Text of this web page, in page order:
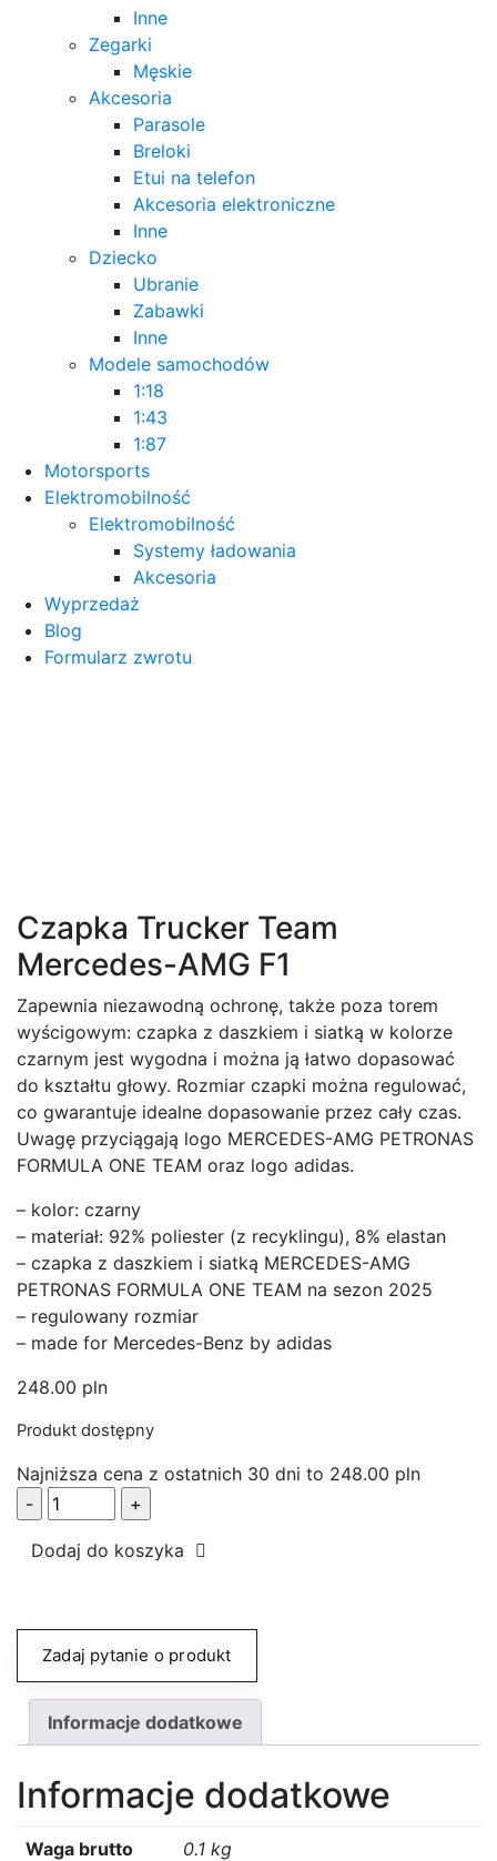
Inne
Zegarki
Męskie
Akcesoria
Parasole
Breloki
Etui na telefon
Akcesoria elektroniczne
Inne
Dziecko
Ubranie
Zabawki
Inne
Modele samochodów
1:18
1:43
1:87
Motorsports
Elektromobilność
Elektromobilność
Systemy ładowania
Akcesoria
Wyprzedaż
Blog
Formularz zwrotu
Czapka Trucker Team
Mercedes-AMG F1
Zapewnia niezawodną ochronę, także poza torem
wyścigowym: czapka z daszkiem i siatką w kolorze
czarnym jest wygodna i można ją łatwo dopasować
do kształtu głowy. Rozmiar czapki można regulować,
co gwarantuje idealne dopasowanie przez cały czas.
Uwagę przyciągają logo MERCEDES-AMG PETRONAS
FORMULA ONE TEAM oraz logo adidas.
– kolor: czarny
– materiał: 92% poliester (z recyklingu), 8% elastan
– czapka z daszkiem i siatką MERCEDES-AMG
PETRONAS FORMULA ONE TEAM na sezon 2025
– regulowany rozmiar
– made for Mercedes-Benz by adidas
248.00 pln
Produkt dostępny
Najniższa cena z ostatnich 30 dni to 248.00 pln
ilość
Czapka
Trucker
AMG
Dodaj do koszyka
Zadaj pytanie o produkt
Informacje dodatkowe
Informacje dodatkowe
Waga brutto 0.1 kg